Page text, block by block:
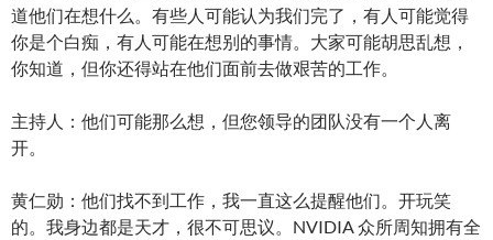
道他们在想什么。有些人可能认为我们完了，有人可能觉得
你是个白痴，有人可能在想别的事情。大家可能胡思乱想，
你知道，但你还得站在他们面前去做艰苦的工作。
主持人：他们可能那么想，但您领导的团队没有一个人离
开。
黄仁勋：他们找不到工作，我一直这么提醒他们。开玩笑
的。我身边都是天才，很不可思议。NVIDIA 众所周知拥有全